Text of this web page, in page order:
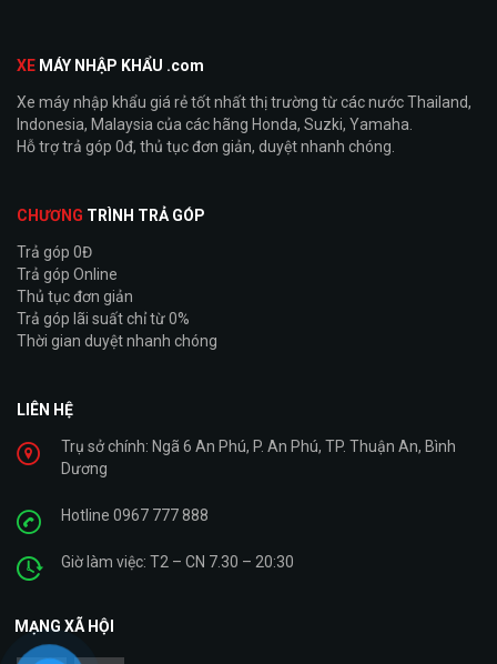
XE MÁY NHẬP KHẨU .com
Xe máy nhập khẩu giá rẻ tốt nhất thị trường từ các nước Thailand,
Indonesia, Malaysia của các hãng Honda, Suzki, Yamaha.
Hỗ trợ trả góp 0đ, thủ tục đơn giản, duyệt nhanh chóng.
CHƯƠNG TRÌNH TRẢ GÓP
Trả góp 0Đ
Trả góp Online
Thủ tục đơn giản
Trả góp lãi suất chỉ từ 0%
Thời gian duyệt nhanh chóng
LIÊN HỆ
Trụ sở chính: Ngã 6 An Phú, P. An Phú, TP. Thuận An, Bình
Dương
Hotline 0967 777 888
Giờ làm việc: T2 – CN 7.30 – 20:30
MẠNG XÃ HỘI